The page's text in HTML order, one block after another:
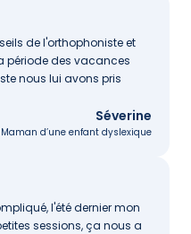
de l'orthophoniste et
période des vacances
nous lui avons pris
Séverine
Maman d’une enfant dyslexique
l'été dernier mon
sessions, ça nous a